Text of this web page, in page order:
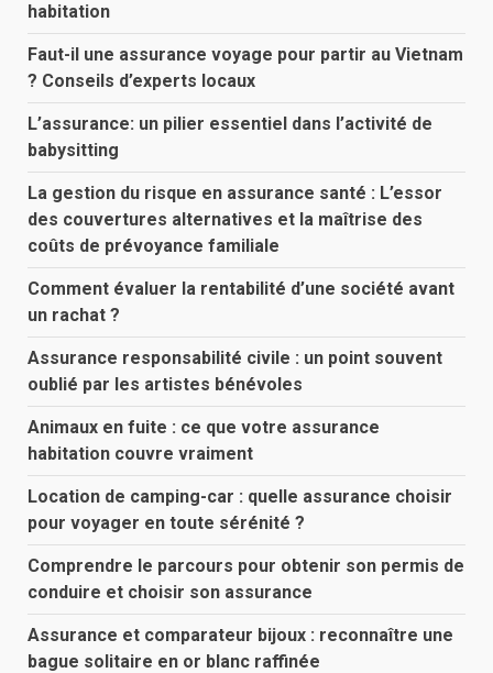
habitation
Faut-il une assurance voyage pour partir au Vietnam
? Conseils d’experts locaux
L’assurance: un pilier essentiel dans l’activité de
babysitting
La gestion du risque en assurance santé : L’essor
des couvertures alternatives et la maîtrise des
coûts de prévoyance familiale
Comment évaluer la rentabilité d’une société avant
un rachat ?
Assurance responsabilité civile : un point souvent
oublié par les artistes bénévoles
Animaux en fuite : ce que votre assurance
habitation couvre vraiment
Location de camping-car : quelle assurance choisir
pour voyager en toute sérénité ?
Comprendre le parcours pour obtenir son permis de
conduire et choisir son assurance
Assurance et comparateur bijoux : reconnaître une
bague solitaire en or blanc raffinée